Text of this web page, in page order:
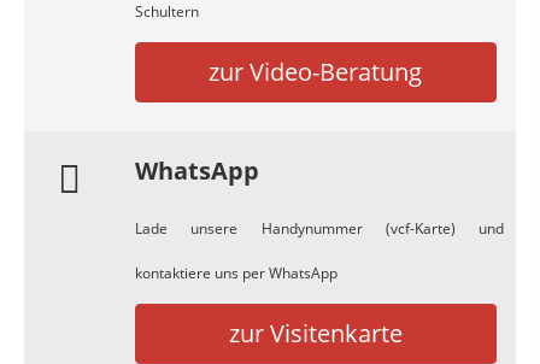
Schultern
zur Video-Beratung
WhatsApp
Lade unsere Handynummer (vcf-Karte) und
kontaktiere uns per WhatsApp
zur Visitenkarte